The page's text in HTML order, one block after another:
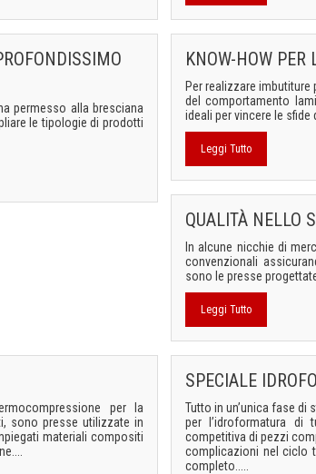
permesso alla bresciana
le tipologie di prodotti
KNOW-HOW PER
Per realizzare
del comportamento
ideali per vincere le sfide
Leggi Tutto
QUALITÀ NELLO
In alcune nicchie di
convenzionali
sono le presse
Leggi Tutto
per la
sono presse utilizzate in
materiali compositi
SPECIALE
Tutto in un’unica fase di
per l’idroformatura di
competitiva di pezzi
complicazioni nel ciclo
completo.....